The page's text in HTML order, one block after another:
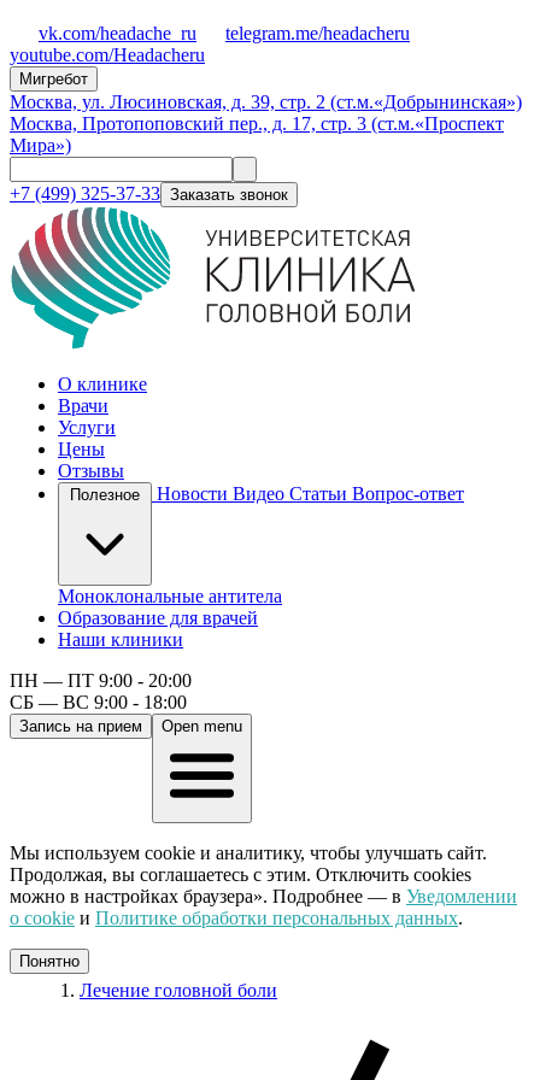
vk.com/headache_ru
telegram.me/headacheru
youtube.com/Headacheru
Мигребот
Москва, ул. Люсиновская, д. 39, стр. 2 (ст.м.«Добрынинская»)
Москва, Протопоповский пер., д. 17, стр. 3 (ст.м.«Проспект
Мира»)
+7 (499) 325-37-33 Заказать звонок
О клинике
Врачи
Услуги
Цены
Отзывы
Новости Видео Статьи Вопрос-ответ
Моноклональные антитела
Образование для врачей
Наши клиники
ПН — ПТ 9:00 - 20:00
СБ — ВС 9:00 - 18:00
Запись на прием Open menu
Мы используем cookie и аналитику, чтобы улучшать сайт.
Продолжая, вы соглашаетесь с этим. Отключить cookies
можно в настройках браузера». Подробнее — в Уведомлении
о cookie и Политике обработки персональных данных.
Понятно
Лечение головной боли